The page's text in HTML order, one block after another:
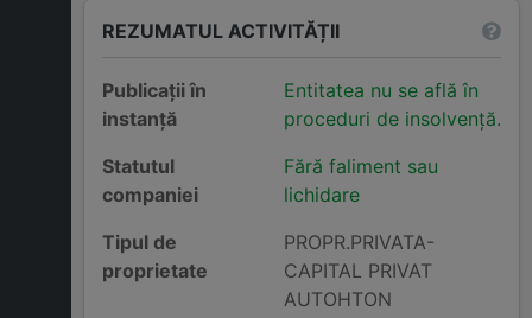
REZUMATUL ACTIVITĂȚII
Publicații în
instanță
Entitatea nu se află în
proceduri de insolvență.
Statutul
companiei
Fără faliment sau
lichidare
Tipul de
proprietate
PROPR.PRIVATA-
CAPITAL PRIVAT
AUTOHTON